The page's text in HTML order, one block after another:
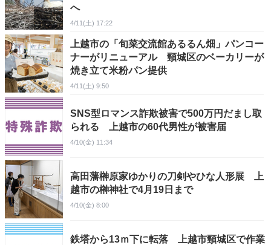
へ
4/11(土) 17:22
上越市の「旬菜交流館あるるん畑」パンコー
ナーがリニューアル 頸城区のベーカリーが
焼き立て米粉パン提供
4/11(土) 9:50
SNS型ロマンス詐欺被害で500万円だまし取
られる 上越市の60代男性が被害届
4/10(金) 11:34
高田藩榊原家ゆかりの刀剣やひな人形展 上
越市の榊神社で4月19日まで
4/10(金) 8:00
鉄塔から13ｍ下に転落 上越市頸城区で作業